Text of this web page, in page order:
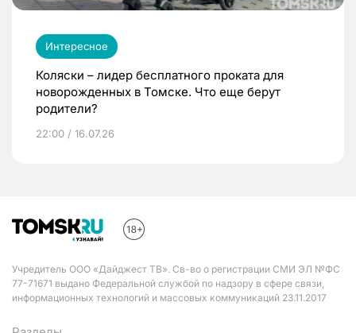
Интересное
Коляски – лидер бесплатного проката для
новорожденных в Томске. Что еще берут
родители?
22:00 / 16.07.26
Учредитель ООО «Дайджест ТВ». Св-во о регистрации СМИ ЭЛ №ФС
77-71671 выдано Федеральной службой по надзору в сфере связи,
информационных технологий и массовых коммуникаций 23.11.2017